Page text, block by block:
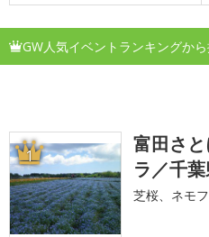
GW人気イベントランキングから
1
富田さ
ラ／千
芝桜、ネモ